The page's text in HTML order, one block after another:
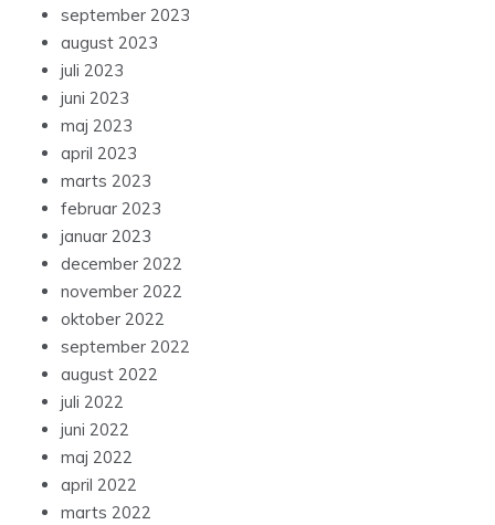
september 2023
august 2023
juli 2023
juni 2023
maj 2023
april 2023
marts 2023
februar 2023
januar 2023
december 2022
november 2022
oktober 2022
september 2022
august 2022
juli 2022
juni 2022
maj 2022
april 2022
marts 2022